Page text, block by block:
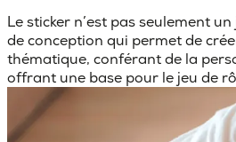
Le sticker n’est pas seulement
de conception qui permet de
thématique, conférant de la
offrant une base pour le jeu de